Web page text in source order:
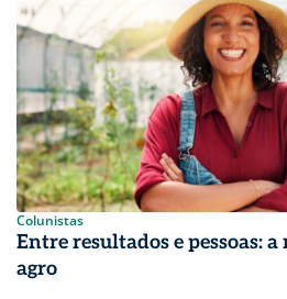
Colunistas
Entre resultados e pessoas:
agro